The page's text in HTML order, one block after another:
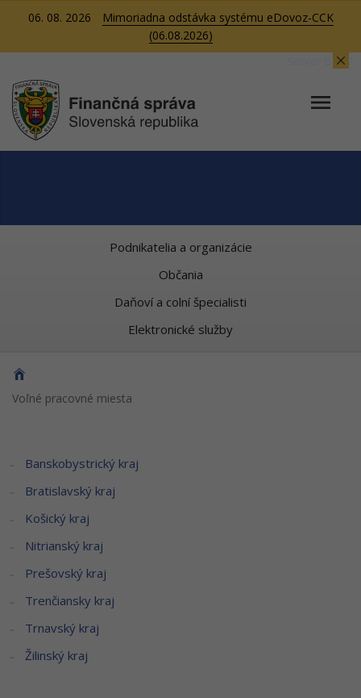
06. 08. 2026
Mimoriadna odstávka systému eDovoz-CCK
(06.08.2026)
Server BB07
Podnikatelia a organizácie
Občania
Daňoví a colní špecialisti
Elektronické služby
Voľné pracovné miesta
Banskobystrický kraj
Bratislavský kraj
Košický kraj
Nitrianský kraj
Prešovský kraj
Trenčiansky kraj
Trnavský kraj
Žilinský kraj